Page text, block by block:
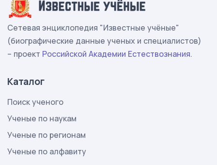
Сетевая энциклопедия "Известные учёные"
(биографические данные ученых и специалистов)
– проект Российской Академии Естествознания.
Каталог
Поиск ученого
Ученые по наукам
Ученые по регионам
Ученые по алфавиту